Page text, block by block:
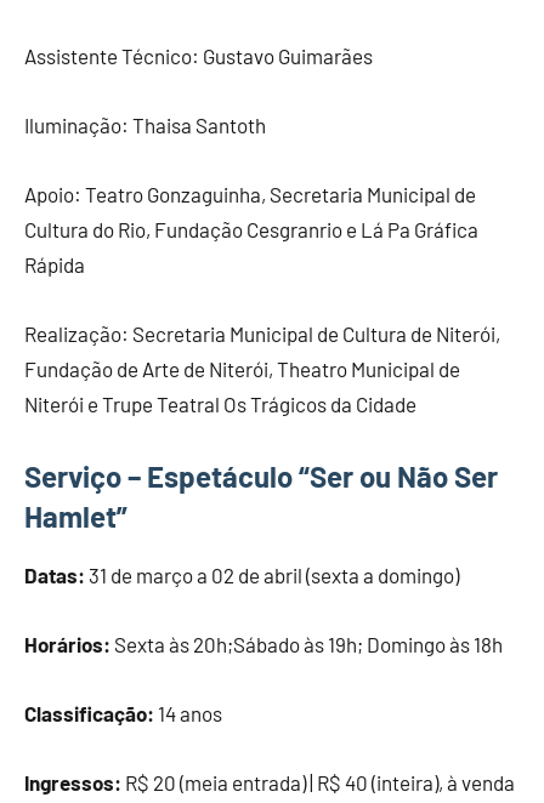
Assistente Técnico: Gustavo Guimarães
Iluminação: Thaisa Santoth
Apoio: Teatro Gonzaguinha, Secretaria Municipal de
Cultura do Rio, Fundação Cesgranrio e Lá Pa Gráfica
Rápida
Realização: Secretaria Municipal de Cultura de Niterói,
Fundação de Arte de Niterói, Theatro Municipal de
Niterói e Trupe Teatral Os Trágicos da Cidade
Serviço – Espetáculo “Ser ou Não Ser
Hamlet”
Datas: 31 de março a 02 de abril (sexta a domingo)
Horários: Sexta às 20h;Sábado às 19h; Domingo às 18h
Classificação: 14 anos
Ingressos: R$ 20 (meia entrada) | R$ 40 (inteira), à venda